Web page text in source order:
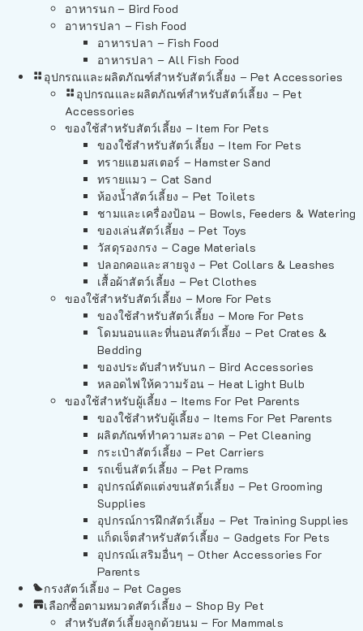
อาหารนก – Bird Food
อาหารปลา – Fish Food
อาหารปลา – Fish Food
อาหารปลา – All Fish Food
อุปกรณและผลิตภัณฑ์สำหรับสัตว์เลี้ยง – Pet Accessories
อุปกรณและผลิตภัณฑ์สำหรับสัตว์เลี้ยง – Pet
Accessories
ของใช้สำหรับสัตว์เลี้ยง – Item For Pets
ของใช้สำหรับสัตว์เลี้ยง – Item For Pets
ทรายแฮมสเตอร์ – Hamster Sand
ทรายแมว – Cat Sand
ห้องน้ำสัตว์เลี้ยง – Pet Toilets
ชามและเครื่องป้อน – Bowls, Feeders & Watering
ของเล่นสัตว์เลี้ยง – Pet Toys
วัสดุรองกรง – Cage Materials
ปลอกคอและสายจูง – Pet Collars & Leashes
เสื้อผ้าสัตว์เลี้ยง – Pet Clothes
ของใช้สำหรับสัตว์เลี้ยง – More For Pets
ของใช้สำหรับสัตว์เลี้ยง – More For Pets
โดมนอนและที่นอนสัตว์เลี้ยง – Pet Crates &
Bedding
ของประดับสำหรับนก – Bird Accessories
หลอดไฟให้ความร้อน – Heat Light Bulb
ของใช้สำหรับผู้เลี้ยง – Items For Pet Parents
ของใช้สำหรับผู้เลี้ยง – Items For Pet Parents
ผลิตภัณฑ์ทำความสะอาด – Pet Cleaning
กระเป๋าสัตว์เลี้ยง – Pet Carriers
รถเข็นสัตว์เลี้ยง – Pet Prams
อุปกรณ์ตัดแต่งขนสัตว์เลี้ยง – Pet Grooming
Supplies
อุปกรณ์การฝึกสัตว์เลี้ยง – Pet Training Supplies
แก็ดเจ็ตสำหรับสัตว์เลี้ยง – Gadgets For Pets
อุปกรณ์เสริมอื่นๆ – Other Accessories For
Parents
กรงสัตว์เลี้ยง – Pet Cages
เลือกซื้อตามหมวดสัตว์เลี้ยง – Shop By Pet
สำหรับสัตว์เลี้ยงลูกด้วยนม – For Mammals